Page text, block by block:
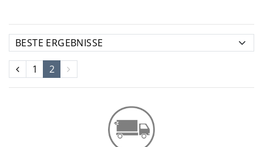
1 2